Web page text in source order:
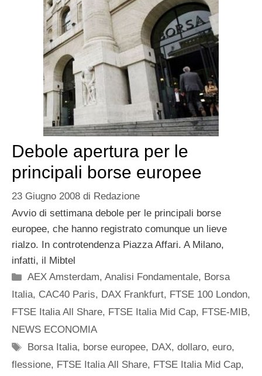
Debole apertura per le
principali borse europee
23 Giugno 2008 di Redazione
Avvio di settimana debole per le principali borse
europee, che hanno registrato comunque un lieve
rialzo. In controtendenza Piazza Affari. A Milano,
infatti, il Mibtel
Categorie
AEX Amsterdam,Analisi Fondamentale, Borsa
Italia, CAC40 Paris, DAX Frankfurt, FTSE 100 London,
FTSE Italia All Share, FTSE Italia Mid Cap, FTSE-MIB,
NEWS ECONOMIA
Tag
Borsa Italia, borse europee, DAX,dollaro,euro,
flessione, FTSE Italia All Share, FTSE Italia Mid Cap,